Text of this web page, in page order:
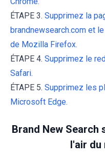
ÉTAPE 3. Supprimez la
brandnewsearch.com et
de Mozilla Firefox.
ÉTAPE 4. Supprimez le
Safari.
ÉTAPE 5. Supprimez les
Microsoft Edge.
Brand New Search
l'air du